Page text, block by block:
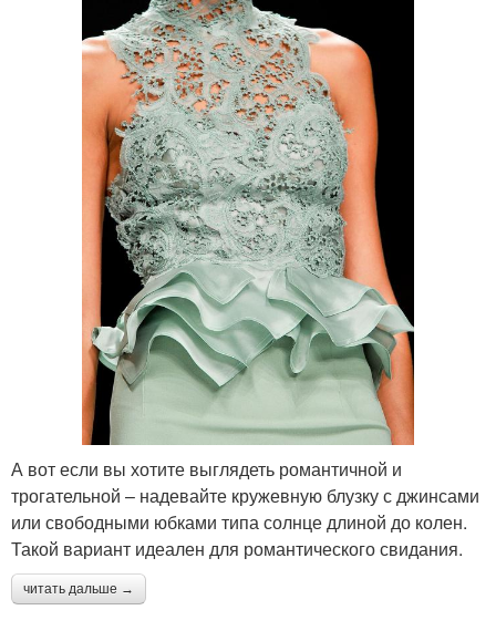
А вот если вы хотите выглядеть романтичной и
трогательной – надевайте кружевную блузку с джинсами
или свободными юбками типа солнце длиной до колен.
Такой вариант идеален для романтического свидания.
читать дальше →